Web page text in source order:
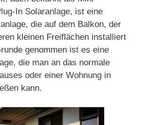
In Solaranlage, ist eine
die auf dem Balkon, der
kleinen Freiflächen installiert
genommen ist es eine
die man an das normale
oder einer Wohnung in
kann.